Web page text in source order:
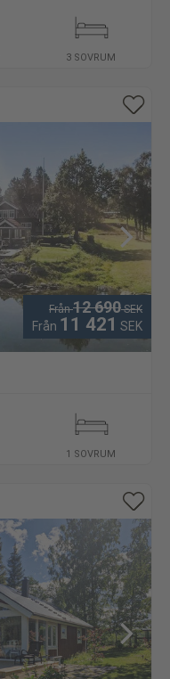
3 SOVRUM
Från12 690 SEK
Från 11 421 SEK
1 SOVRUM